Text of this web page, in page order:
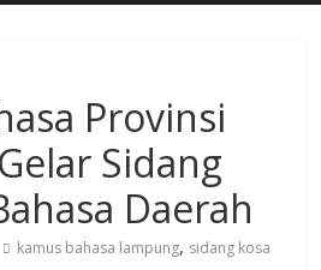
Puisi Kembali Digelar
Provinsi
Sidang
Daerah
kamus bahasa lampung, sidang kosa